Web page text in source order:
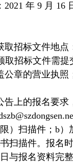
年 9 月 16
取招标文件地
取招标文件需
章的营业执
告上的报名要
）扫描件；b）
扫描件。报名
与报名资料完整